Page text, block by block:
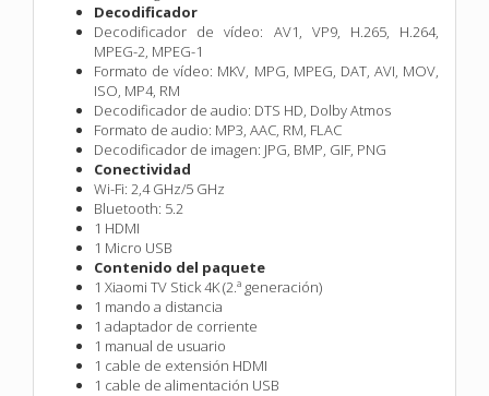
Decodificador
Decodificador de vídeo: AV1, VP9, H.265, H.264,
MPEG-2, MPEG-1
Formato de vídeo: MKV, MPG, MPEG, DAT, AVI, MOV,
ISO, MP4, RM
Decodificador de audio: DTS HD, Dolby Atmos
Formato de audio: MP3, AAC, RM, FLAC
Decodificador de imagen: JPG, BMP, GIF, PNG
Conectividad
Wi-Fi: 2,4 GHz/5 GHz
Bluetooth: 5.2
1 HDMI
1 Micro USB
Contenido del paquete
1 Xiaomi TV Stick 4K (2.ª generación)
1 mando a distancia
1 adaptador de corriente
1 manual de usuario
1 cable de extensión HDMI
1 cable de alimentación USB